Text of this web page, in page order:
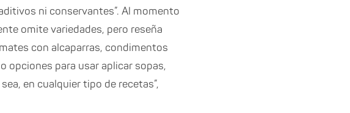
ni conservantes”. Al momento
omite variedades, pero reseña
con alcaparras, condimentos
opciones para usar aplicar sopas,
en cualquier tipo de recetas”,